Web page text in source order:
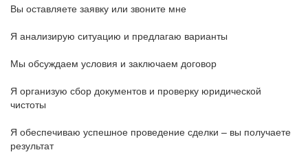
Вы оставляете заявку или звоните мне
Я анализирую ситуацию и предлагаю варианты
Мы обсуждаем условия и заключаем договор
Я организую сбор документов и проверку юридической
чистоты
Я обеспечиваю успешное проведение сделки – вы получаете
результат